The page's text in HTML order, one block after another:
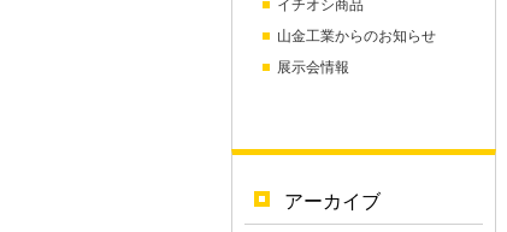
イチオシ商品
山金工業からのお知らせ
展示会情報
アーカイブ